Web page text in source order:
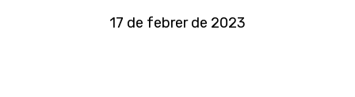
17 de febrer de 2023